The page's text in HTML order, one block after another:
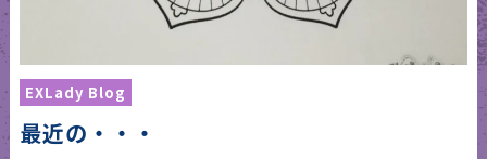
EXLady Blog
最近の・・・